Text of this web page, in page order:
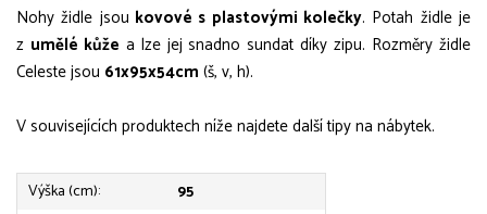
Nohy židle jsou kovové s plastovými kolečky. Potah židle je
z umělé kůže a lze jej snadno sundat díky zipu. Rozměry židle
Celeste jsou 61x95x54cm (š, v, h).
V souvisejících produktech níže najdete další tipy na nábytek.
Výška (cm):
95